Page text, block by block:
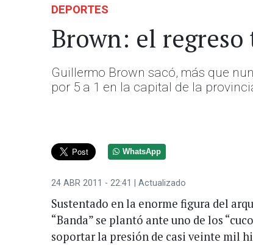
DEPORTES
Brown: el
Guillermo Brown sacó, más que
por 5 a 1 en la capital de la
WhatsApp
24 ABR 2011 - 22:41 | Actualizado
Sustentado en la enorme figura del
“Banda” se plantó ante uno de los
soportar la presión de casi veinte mil